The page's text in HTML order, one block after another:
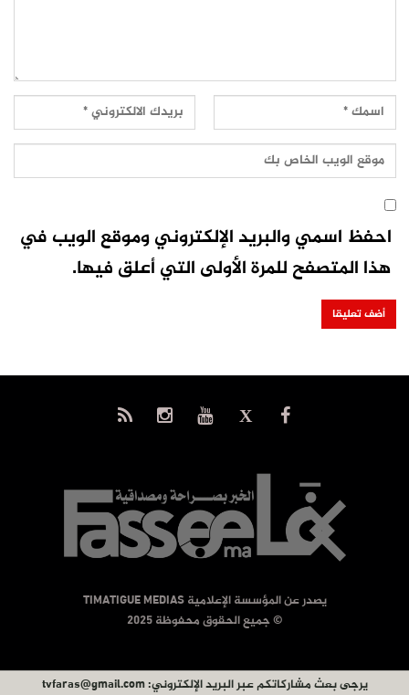
احفظ اسمي والبريد الإلكتروني وموقع الويب في
هذا المتصفح للمرة الأولى التي أعلق فيها.
يصدر عن المؤسسة الإعلامية TIMATIGUE MEDIAS
© جميع الحقوق محفوظة 2025
يرجى بعث مشاركاتكم عبر البريد الإلكتروني:tvfaras@gmail.com